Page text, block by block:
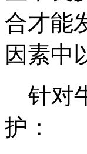
合才能
因素中
针对
护：